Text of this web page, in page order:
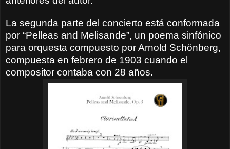
La segunda parte del concierto está conformada
por “Pelleas and Melisande”, un poema sinfónico
para orquesta compuesto por Arnold Schönberg,
compuesta en febrero de 1903 cuando el
compositor contaba con 28 años.